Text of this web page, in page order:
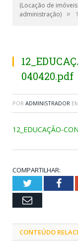
(Locação de
administração) »
040420.pdf
POR ADMINISTRADOR
12_EDUCAÇÃO-
COMPARTILHAR:
Twitter
Email
CONTEÚDO